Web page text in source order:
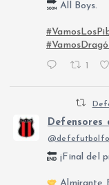
All Boys.
¡Final del